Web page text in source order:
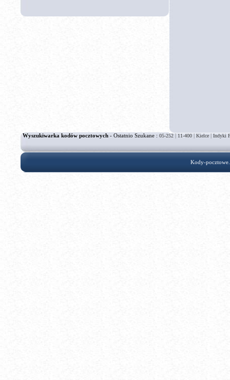
Wyszukiwarka kodów pocztowych - Ostatnio Szukane : 05-252|11-400|Kielce|Indyki
Kody-